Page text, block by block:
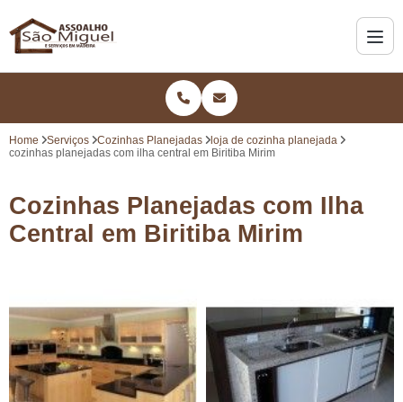
Home Serviços Cozinhas Planejadas
loja de cozinha planejada
cozinhas planejadas com ilha central em Biritiba Mirim
Cozinhas Planejadas com Ilha
Central em Biritiba Mirim